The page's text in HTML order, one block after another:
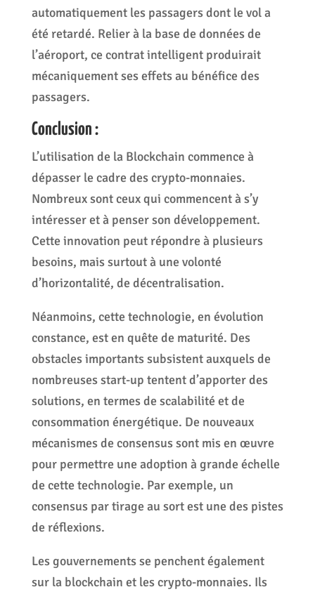
automatiquement les passagers dont le vol a
été retardé. Relier à la base de données de
l’aéroport, ce contrat intelligent produirait
mécaniquement ses effets au bénéfice des
passagers.
Conclusion :
L’utilisation de la Blockchain commence à
dépasser le cadre des crypto-monnaies.
Nombreux sont ceux qui commencent à s’y
intéresser et à penser son développement.
Cette innovation peut répondre à plusieurs
besoins, mais surtout à une volonté
d’horizontalité, de décentralisation.
Néanmoins, cette technologie, en évolution
constance, est en quête de maturité. Des
obstacles importants subsistent auxquels de
nombreuses start-up tentent d’apporter des
solutions, en termes de scalabilité et de
consommation énergétique. De nouveaux
mécanismes de consensus sont mis en œuvre
pour permettre une adoption à grande échelle
de cette technologie. Par exemple, un
consensus par tirage au sort est une des pistes
de réflexions.
Les gouvernements se penchent également
sur la blockchain et les crypto-monnaies. Ils